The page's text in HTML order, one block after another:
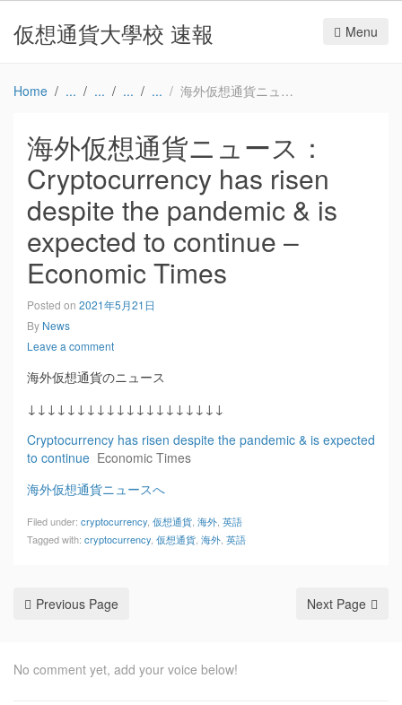
仮想通貨大學校 速報 Menu
Home 海外仮想通貨ニュース：Cryptocurrency has risen despite the pandemic & is expected to continue – Economic Times
海外仮想通貨ニュース：
Cryptocurrency has risen
despite the pandemic & is
expected to continue –
Economic Times
Posted on 2021年5月21日
By News
Leave a comment
海外仮想通貨のニュース
↓↓↓↓↓↓↓↓↓↓↓↓↓↓↓↓↓↓↓↓
Cryptocurrency has risen despite the pandemic & is expected
to continue Economic Times
海外仮想通貨ニュースへ
Filed under: cryptocurrency 仮想通貨 海外 英語
Tagged with: cryptocurrency 仮想通貨 海外 英語
Previous Page Next Page
No comment yet, add your voice below!